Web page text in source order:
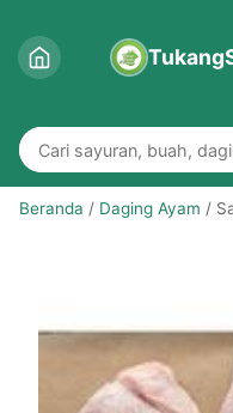
Beranda / Daging Ayam /